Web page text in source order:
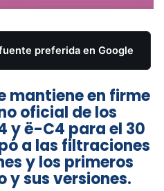
preferida en Google
mantiene en firme
oficial de los
y ë-C4 para el 30
a las filtraciones
y los primeros
y sus versiones.